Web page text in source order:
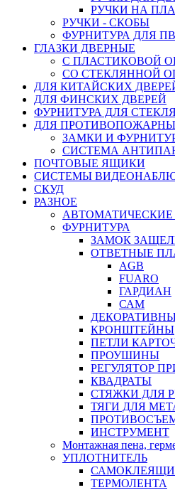
РУЧКИ НА
РУЧКИ - СКОБЫ
ФУРНИТУРА ДЛЯ
ГЛАЗКИ ДВЕРНЫЕ
С ПЛАСТИКОВОЙ
СО СТЕКЛЯННОЙ
ДЛЯ КИТАЙСКИХ
ДЛЯ ФИНСКИХ ДВЕРЕЙ
ФУРНИТУРА ДЛЯ
ДЛЯ
ЗАМКИ И
СИСТЕМА
ПОЧТОВЫЕ ЯЩИКИ
СИСТЕМЫ
СКУД
РАЗНОЕ
АВТОМАТИЧЕСКИЕ
ФУРНИТУРА
ЗАМОК
ОТВЕТНЫЕ
AGB
FUARO
ГАРДИАН
САМ
КРОНШТЕЙНЫ
ПЕТЛИ
ПРОУШИНЫ
РЕГУЛЯТОР
КВАДРАТЫ
СТЯЖКИ ДЛЯ
ТЯГИ ДЛЯ
ИНСТРУМЕНТ
Монтажная пена,
УПЛОТНИТЕЛЬ
ТЕРМОЛЕНТА